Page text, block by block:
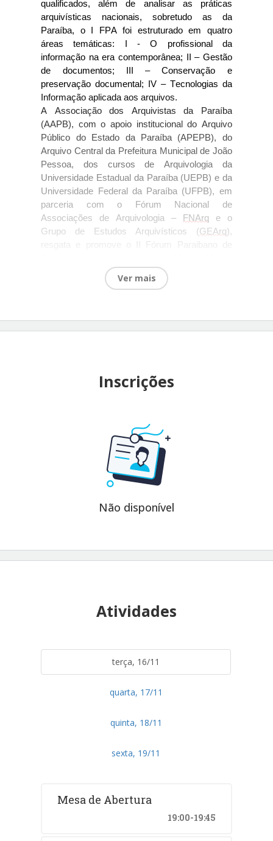
qualificados, além de analisar as práticas
arquivísticas nacionais, sobretudo as da
Paraíba, o I FPAfoi estruturadoem quatro
áreas temáticas: I - O profissional da
informação na era contemporânea; II – Gestão
de documentos; III – Conservação e
preservação documental; IV – Tecnologias da
Informação aplicada aos arquivos.
A Associação dos Arquivistas da Paraíba
(AAPB), com o apoio institucional do Arquivo
Público do Estado da Paraíba (APEPB), do
Arquivo Central da Prefeitura Municipal de João
Pessoa, dos cursos de Arquivologia da
Universidade Estadual da Paraíba (UEPB) e da
Universidade Federal da Paraíba (UFPB), em
parceria com o Fórum Nacional de
Associações de Arquivologia –
FNArq e o
Grupo de Estudos Arquivísticos (GEArq),
novembro de 2021.
Ver mais
Inscrições
Não disponível
Atividades
terça, 16/11
quarta, 17/11
quinta, 18/11
sexta, 19/11
Mesa de Abertura
19:00-19:45